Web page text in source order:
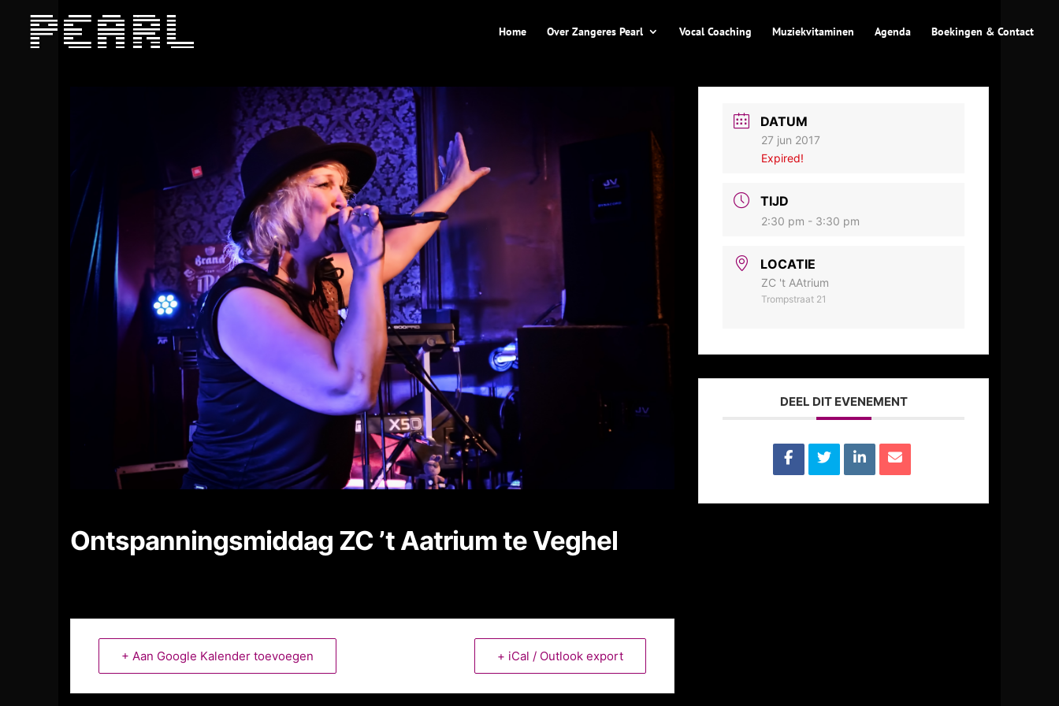
Home Over Zangeres Pearl Vocal Coaching Muziekvitaminen Agenda Boekingen & Contact
Ontspanningsmiddag ZC ’t Aatrium te Veghel
+ Aan Google Kalender toevoegen + iCal / Outlook export
DATUM
27 jun 2017
Expired!
TIJD
2:30 pm - 3:30 pm
LOCATIE
ZC 't AAtrium
Trompstraat 21
DEEL DIT EVENEMENT